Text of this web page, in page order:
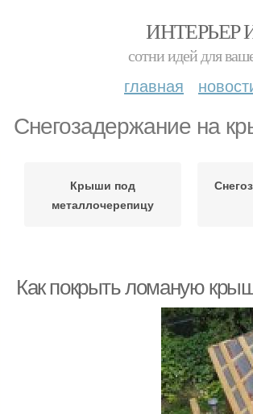
ИНТЕРЬЕР
сотни идей для
главная
Снегозадержание на
Крыши под
металлочерепицу
Как покрыть ломаную